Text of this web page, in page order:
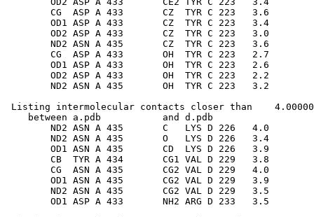
CG  ASP A 433       CZ  TYR C 223   3.6
OD1 ASP A 433       CZ  TYR C 223   3.4
OD2 ASP A 433       CZ  TYR C 223   3.0
ND2 ASN A 435       CZ  TYR C 223   3.6
CG  ASP A 433       OH  TYR C 223   2.7
OD1 ASP A 433       OH  TYR C 223   2.6
OD2 ASP A 433       OH  TYR C 223   2.2
ND2 ASN A 435       OH  TYR C 223   3.2
Listing intermolecular contacts closer than
between a.pdb           and d.pdb
ND2 ASN A 435       C   LYS D 226   4.0
ND2 ASN A 435       O   LYS D 226   3.4
OD1 ASN A 435       CD  LYS D 226   3.9
CB  TYR A 434       CG1 VAL D 229   3.8
CG  ASN A 435       CG2 VAL D 229   4.0
OD1 ASN A 435       CG2 VAL D 229   3.9
ND2 ASN A 435       CG2 VAL D 229   3.5